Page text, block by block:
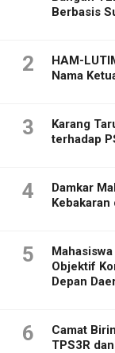
Berbasis
2
HAM-
Nama
3
Karang
terhadap
4
Damkar
5
Objektif
Depan
6
Camat
TPS3R